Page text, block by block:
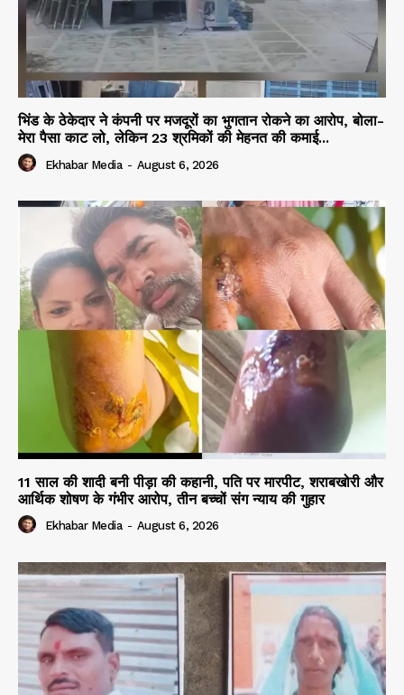
भिंड के ठेकेदार ने कंपनी पर मजदूरों का भुगतान रोकने का आरोप, बोला-
मेरा पैसा काट लो, लेकिन 23 श्रमिकों की मेहनत की कमाई...
Ekhabar Media - August 6, 2026
11 साल की शादी बनी पीड़ा की कहानी, पति पर मारपीट, शराबखोरी और
आर्थिक शोषण के गंभीर आरोप, तीन बच्चों संग न्याय की गुहार
Ekhabar Media - August 6, 2026